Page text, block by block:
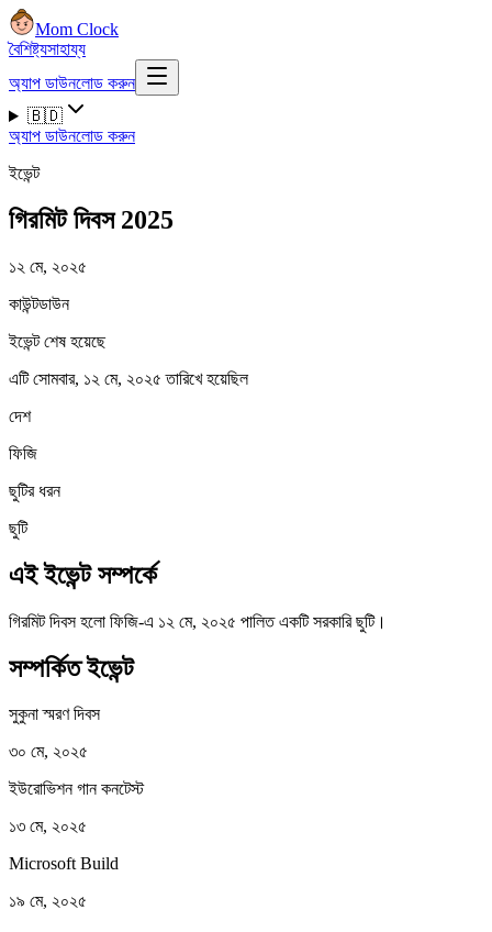
Mom Clock
বৈশিষ্ট্যসাহায্য
অ্যাপ ডাউনলোড করুন
🇧🇩
অ্যাপ ডাউনলোড করুন
ইভেন্ট
গিরমিট দিবস 2025
১২ মে, ২০২৫
কাউন্টডাউন
ইভেন্ট শেষ হয়েছে
এটি সোমবার, ১২ মে, ২০২৫ তারিখে হয়েছিল
দেশ
ফিজি
ছুটির ধরন
ছুটি
এই ইভেন্ট সম্পর্কে
গিরমিট দিবস হলো ফিজি-এ ১২ মে, ২০২৫ পালিত একটি সরকারি ছুটি।
সম্পর্কিত ইভেন্ট
সুকুনা স্মরণ দিবস
৩০ মে, ২০২৫
ইউরোভিশন গান কনটেস্ট
১৩ মে, ২০২৫
Microsoft Build
১৯ মে, ২০২৫